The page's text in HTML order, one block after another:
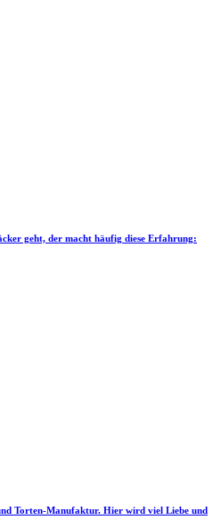
geht, der macht häufig diese Erfahrung:
Torten-Manufaktur. Hier wird viel Liebe und